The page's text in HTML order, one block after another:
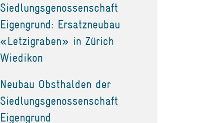
Siedlungsgenossenschaft
Eigengrund: Ersatzneubau
«Letzigraben» in Zürich
Wiedikon
Neubau Obsthalden der
Siedlungsgenossenschaft
Eigengrund